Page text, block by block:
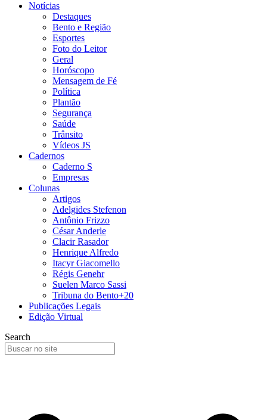
Notícias
Destaques
Bento e Região
Esportes
Foto do Leitor
Geral
Horóscopo
Mensagem de Fé
Política
Plantão
Segurança
Saúde
Trânsito
Vídeos JS
Cadernos
Caderno S
Empresas
Colunas
Artigos
Adelgides Stefenon
Antônio Frizzo
César Anderle
Clacir Rasador
Henrique Alfredo
Itacyr Giacomello
Régis Genehr
Suelen Marco Sassi
Tribuna do Bento+20
Publicações Legais
Edição Virtual
Search